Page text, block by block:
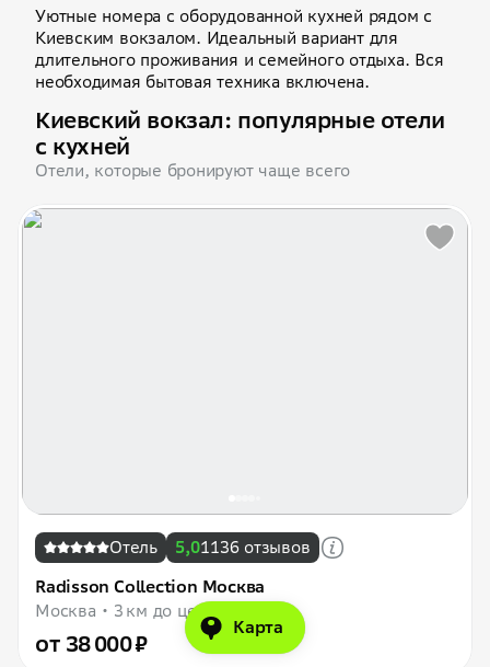
Уютные номера с оборудованной кухней рядом с
Киевским вокзалом. Идеальный вариант для
длительного проживания и семейного отдыха. Вся
необходимая бытовая техника включена.
Киевский вокзал: популярные отели
с кухней
Отели, которые бронируют чаще всего
Отель 5,01136 отзывов
Radisson Collection Москва
Москва
3 км до центра
от 38 000 ₽
Карта